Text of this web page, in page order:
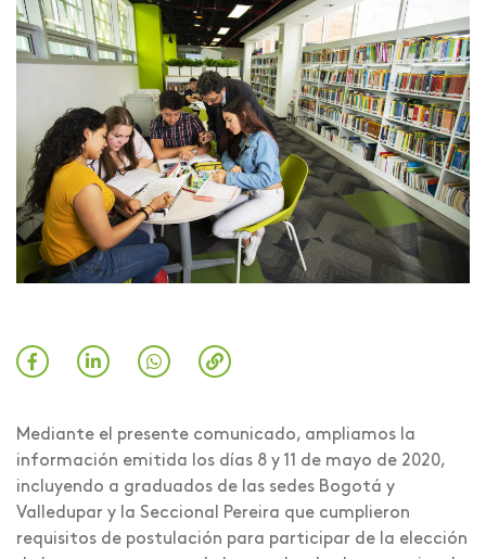
Mediante el presente comunicado, ampliamos la
información emitida los días 8 y 11 de mayo de 2020,
incluyendo a graduados de las sedes Bogotá y
Valledupar y la Seccional Pereira que cumplieron
requisitos de postulación para participar de la elección